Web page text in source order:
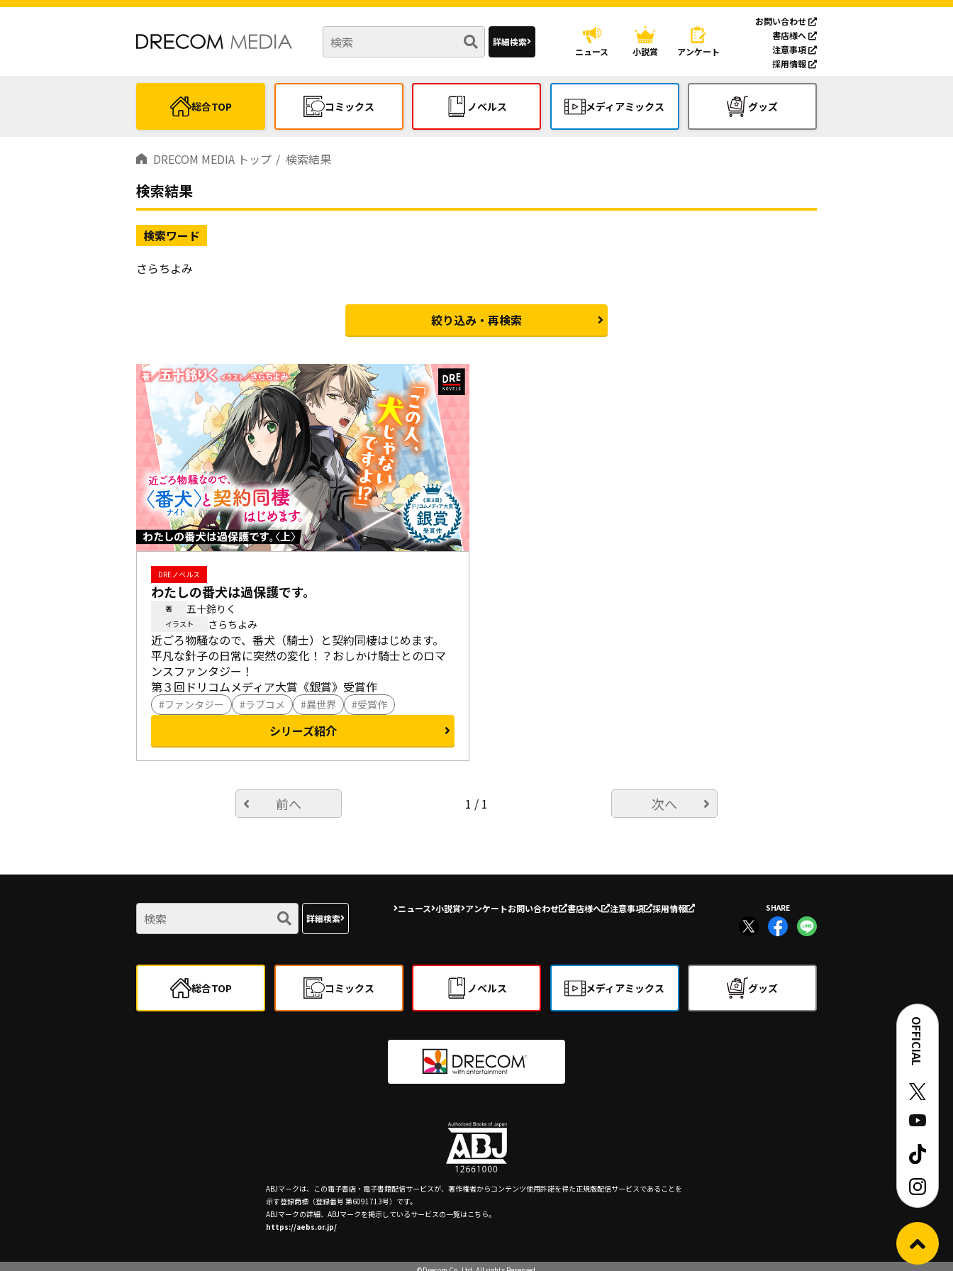
詳細検索
ニュース
小説賞 アンケート
お問い合わせ
書店様へ
注意事項
採用情報
総合TOP コミックス ノベルス メディアミックス グッズ
DRECOM MEDIA トップ 検索結果
検索結果
検索ワード
さらちよみ
絞り込み・再検索
DREノベルス
わたしの番犬は過保護です。
著 五十鈴りく
イラスト さらちよみ
近ごろ物騒なので、番犬（騎士）と契約同棲はじめます。
平凡な針子の日常に突然の変化！？おしかけ騎士とのロマ
ンスファンタジー！
第３回ドリコムメディア大賞《銀賞》受賞作
ファンタジー ラブコメ 異世界 受賞作
シリーズ紹介
前へ 1 / 1 次へ
詳細検索
ニュース 小説賞 アンケートお問い合わせ 書店様へ 注意事項 採用情報 SHARE
総合TOP コミックス ノベルス メディアミックス グッズ
ABJマークは、この電子書店・電子書籍配信サービスが、著作権者からコンテンツ使用許諾を得た正規版配信サービスであることを
示す登録商標（登録番号 第6091713号）です。
ABJマークの詳細、ABJマークを掲示しているサービスの一覧はこちら。
https://aebs.or.jp/
OFFICIAL